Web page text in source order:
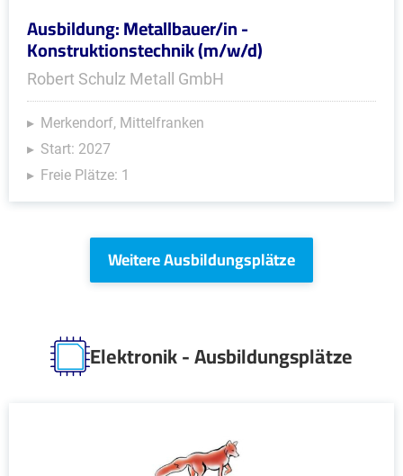
Ausbildung: Metallbauer/in -
Konstruktionstechnik (m/w/d)
Robert Schulz Metall GmbH
Merkendorf, Mittelfranken
Start: 2027
Freie Plätze: 1
Weitere Ausbildungsplätze
Elektronik - Ausbildungsplätze